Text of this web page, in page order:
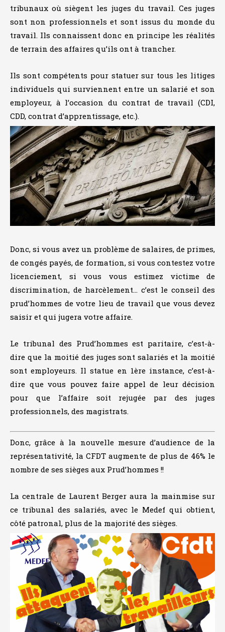
tribunaux où siègent les juges du travail. Ces juges
sont non professionnels et sont issus du monde du
travail. Ils connaissent donc en principe les réalités
de terrain des affaires qu’ils ont à trancher.
Ils sont compétents pour statuer sur tous les litiges
individuels qui surviennent entre un salarié et son
employeur, à l’occasion du contrat de travail (CDI,
CDD, contrat d’apprentissage, etc.).
Donc, si vous avez un problème de salaires, de primes,
de congés payés, de formation, si vous contestez votre
licenciement, si vous vous estimez victime de
discrimination, de harcèlement… c’est le conseil des
prud’hommes de votre lieu de travail que vous devez
saisir et qui jugera votre affaire.
Le tribunal des Prud’hommes est paritaire, c’est-à-
dire que la moitié des juges sont salariés et la moitié
sont employeurs. Il statue en 1ère instance, c’est-à-
dire que vous pouvez faire appel de leur décision
pour que l’affaire soit rejugée par des juges
professionnels, des magistrats.
Donc, grâce à la nouvelle mesure d’audience de la
représentativité, la CFDT augmente de plus de 46% le
nombre de ses sièges aux Prud’hommes !!
La centrale de Laurent Berger aura la mainmise sur
ce tribunal des salariés, avec le Medef qui obtient,
côté patronal, plus de la majorité des sièges.